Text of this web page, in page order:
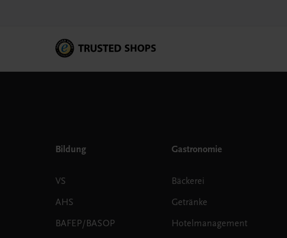
Bildung
VS
AHS
BAFEP/BASOP
Gastronomie
Bäckerei
Getränke
Hotelmanagement